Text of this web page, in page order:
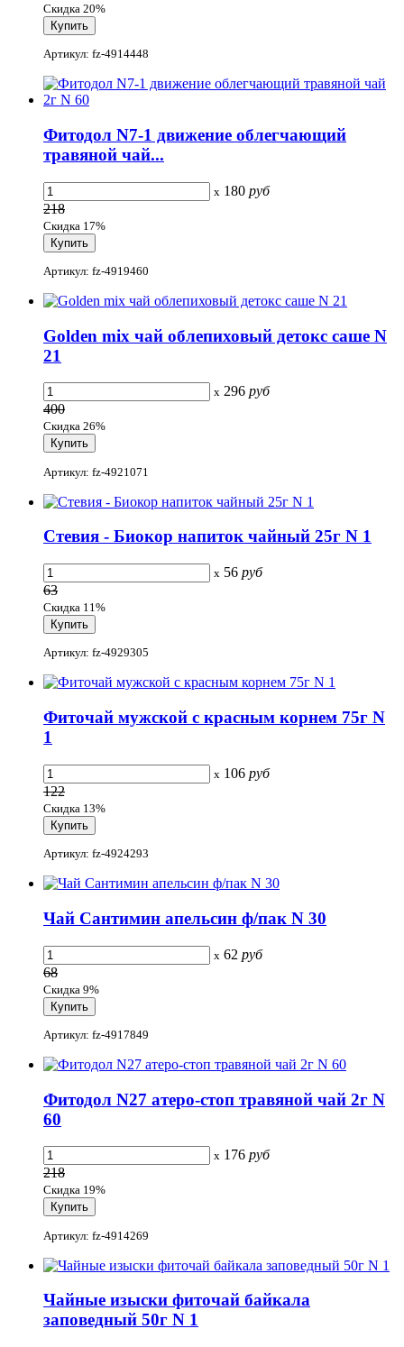
Скидка 20%
Артикул: fz-4914448
Фитодол N7-1 движение облегчающий
травяной чай...
x 180 руб
218
Скидка 17%
Артикул: fz-4919460
Golden mix чай облепиховый детокс саше N
21
x 296 руб
400
Скидка 26%
Артикул: fz-4921071
Стевия - Биокор напиток чайный 25г N 1
x 56 руб
63
Скидка 11%
Артикул: fz-4929305
Фиточай мужской с красным корнем 75г N
1
x 106 руб
122
Скидка 13%
Артикул: fz-4924293
Чай Сантимин апельсин ф/пак N 30
x 62 руб
68
Скидка 9%
Артикул: fz-4917849
Фитодол N27 атеро-стоп травяной чай 2г N
60
x 176 руб
218
Скидка 19%
Артикул: fz-4914269
Чайные изыски фиточай байкала
заповедный 50г N 1